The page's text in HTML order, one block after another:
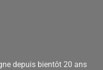
depuis bientôt 20 ans